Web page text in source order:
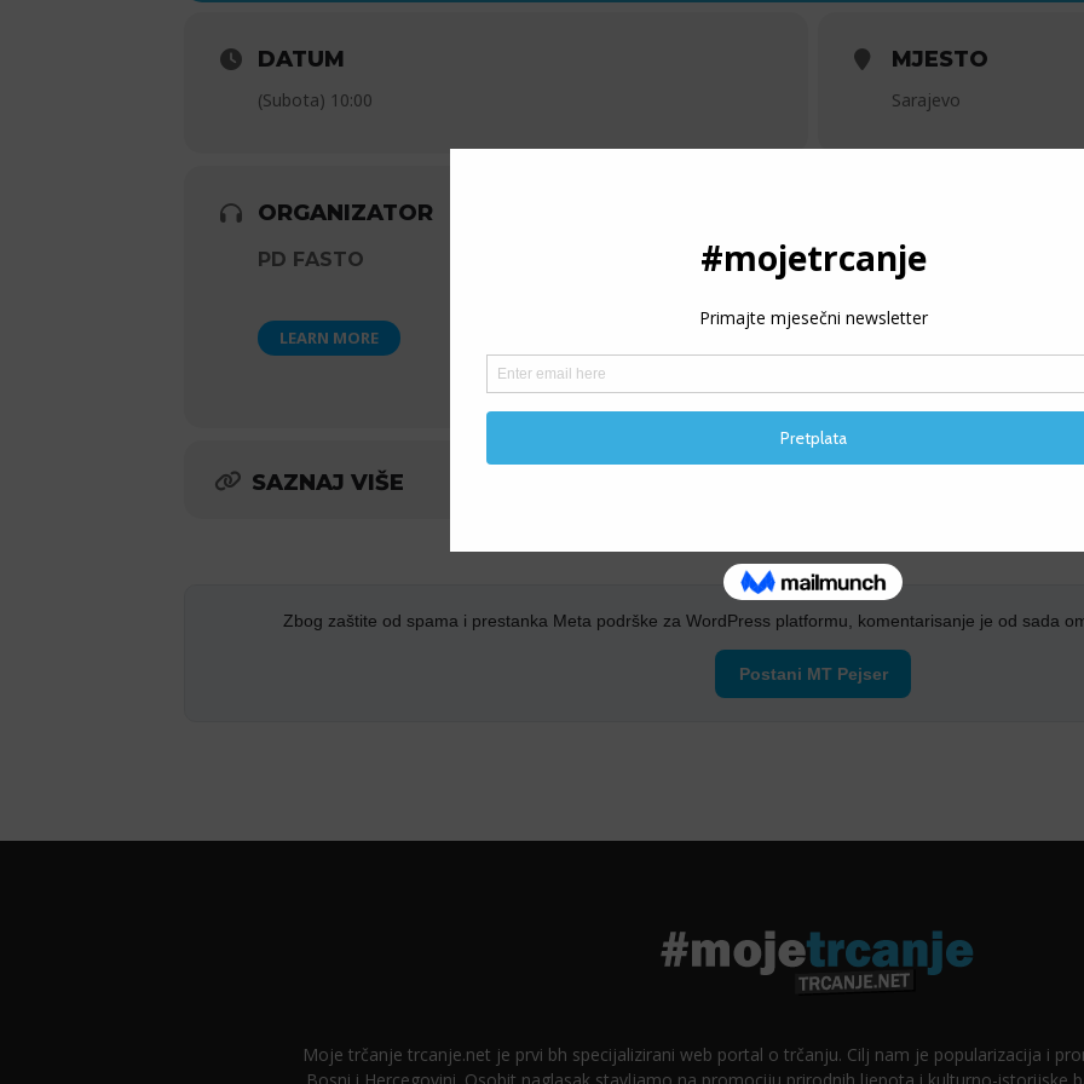
DATUM
(Subota) 10:00
MJESTO
Sarajevo
ORGANIZATOR
PD FASTO
LEARN MORE
SAZNAJ VIŠE
Zbog zaštite od spama i prestanka Meta podrške za WordPress platformu, komentarisanje je od sada
Postani MT Pejser
Moje trčanje trcanje.net je prvi bh specijalizirani web portal o trčanju. Cilj nam je popularizacija i